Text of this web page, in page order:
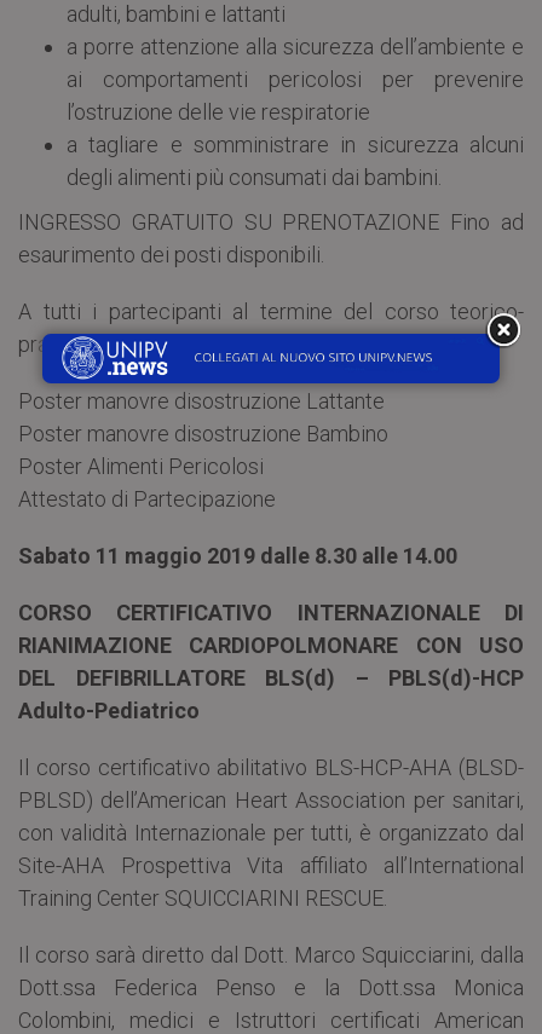
adulti, bambini e lattanti
a porre attenzione alla sicurezza dell’ambiente e
ai comportamenti pericolosi per prevenire
l’ostruzione delle vie respiratorie
a tagliare e somministrare in sicurezza alcuni
degli alimenti più consumati dai bambini.
INGRESSO GRATUITO SU PRENOTAZIONE Fino ad
esaurimento dei posti disponibili.
A tutti i partecipanti al termine del corso teorico-
pratico sarà dato in dono:
Poster manovre disostruzione Lattante
Poster manovre disostruzione Bambino
Poster Alimenti Pericolosi
Attestato di Partecipazione
Sabato 11 maggio 2019 dalle 8.30 alle 14.00
CORSO CERTIFICATIVO INTERNAZIONALE DI
RIANIMAZIONE CARDIOPOLMONARE CON USO
DEL DEFIBRILLATORE BLS(d) – PBLS(d)-HCP
Adulto-Pediatrico
Il corso certificativo abilitativo BLS-HCP-AHA (BLSD-
PBLSD) dell’American Heart Association per sanitari,
con validità Internazionale per tutti, è organizzato dal
Site-AHA Prospettiva Vita affiliato all’International
Training Center SQUICCIARINI RESCUE.
Il corso sarà diretto dal Dott. Marco Squicciarini, dalla
Dott.ssa Federica Penso e la Dott.ssa Monica
Colombini, medici e Istruttori certificati American